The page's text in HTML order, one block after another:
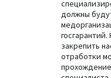
должны
закрепить
отработки